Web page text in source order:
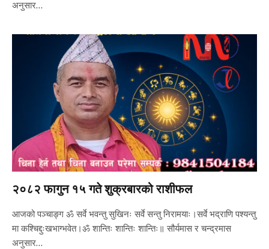
अनुसार…
२०८२ फागुन १५ गते शुक्रबारको राशीफल
आजको पञ्चाङ्ग ॐ सर्वे भवन्तु सुखिनः सर्वे सन्तु निरामयाः।सर्वे भद्राणि पश्यन्तु
मा कश्चिद्दुःखभाग्भवेत।ॐ शान्तिः शान्तिः शान्तिः॥ सौर्यमास र चन्द्रमास
अनुसार…